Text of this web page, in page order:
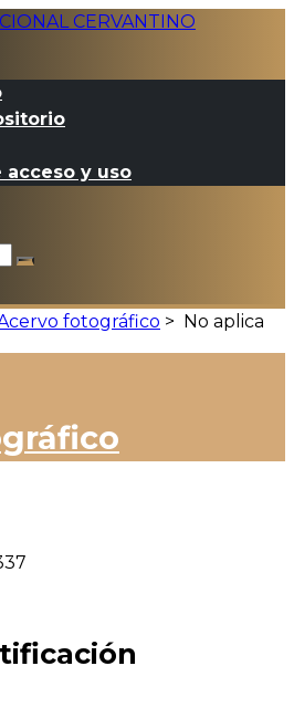
acceso y uso
fotográfico > No aplica